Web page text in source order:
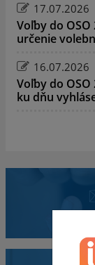
17.07.2026
Voľby do
určenie
16.07.2026
Voľby do
ku dňu